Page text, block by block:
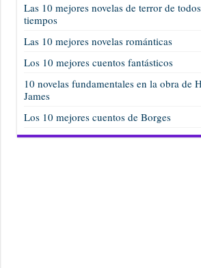
Las 10 mejores novelas de terror de
tiempos
Las 10 mejores novelas románticas
Los 10 mejores cuentos fantásticos
10 novelas fundamentales en la obra de
James
Los 10 mejores cuentos de Borges